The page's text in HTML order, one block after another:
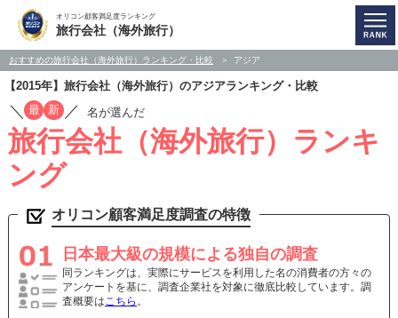
オリコン顧客満足度ランキング
旅行会社（海外旅行）
おすすめの旅行会社（海外旅行）ランキング・比較 アジア
【2015年】旅行会社（海外旅行）のアジアランキング・比較
／ 最 新 ／ 名が選んだ
旅行会社（海外旅行）ランキ
ング
オリコン顧客満足度調査の特徴
日本最大級の規模による独自の調査
同ランキングは、実際にサービスを利用した名の消費者の方々の
アンケートを基に、調査企業社を対象に徹底比較しています。調
査概要はこちら 。